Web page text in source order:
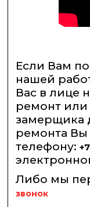
Если Вам
нашей
Вас в лице
ремонт
замерщика
ремонта
телефону:
Либо мы
звонок